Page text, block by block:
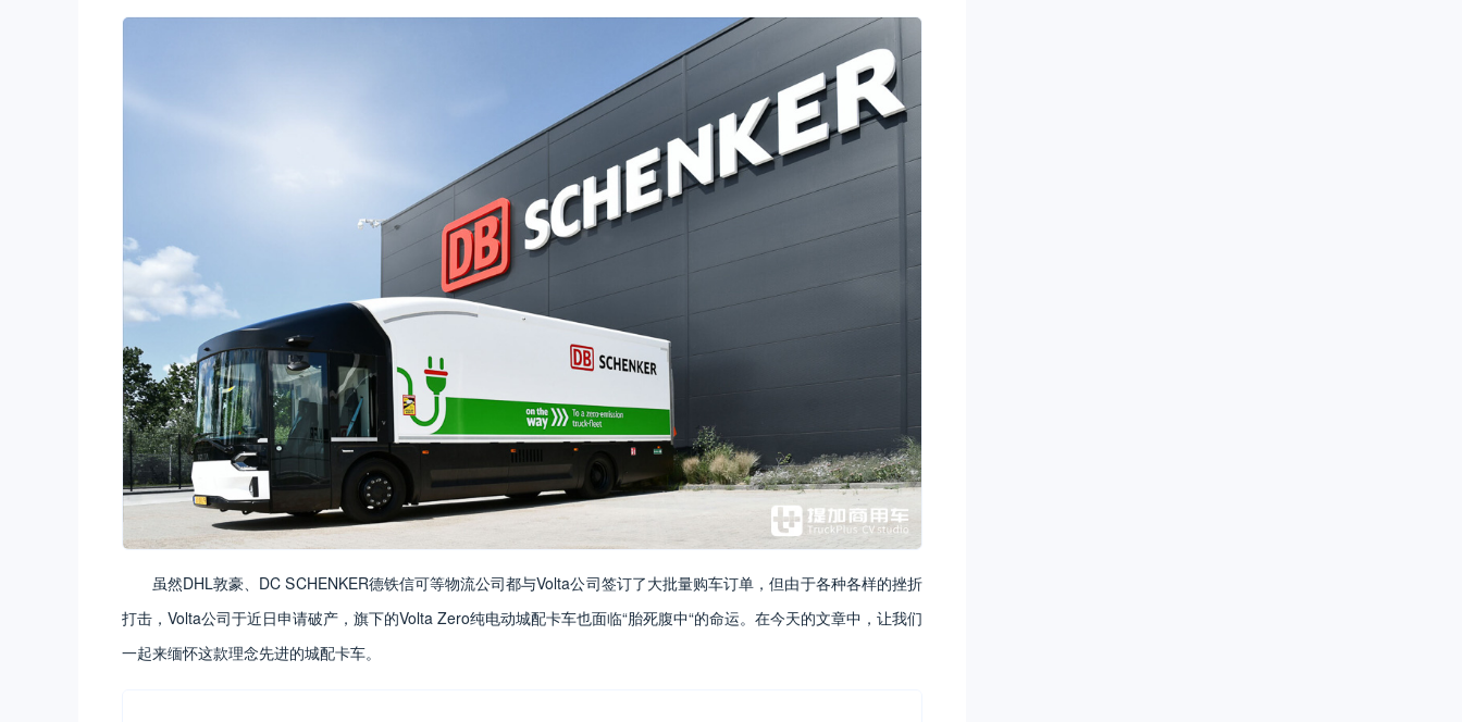
虽然DHL敦豪、DC SCHENKER德铁信可等物流公司都与Volta公司签订了大批量购车订单，但由于各种各样的挫折
打击，Volta公司于近日申请破产，旗下的Volta Zero纯电动城配卡车也面临“胎死腹中“的命运。在今天的文章中，让我们
一起来缅怀这款理念先进的城配卡车。